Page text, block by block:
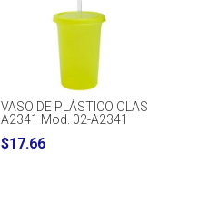
VASO DE PLÁSTICO OLAS
A2341 Mod. 02-A2341
$17.66